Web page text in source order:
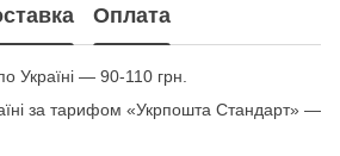
Оплата
Україні — 90-110 грн.
за тарифом «Укрпошта Стандарт» —